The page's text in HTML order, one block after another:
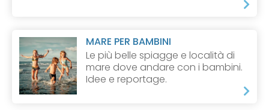
MARE PER BAMBINI
Le più belle spiagge e località di
mare dove andare con i bambini.
Idee e reportage.